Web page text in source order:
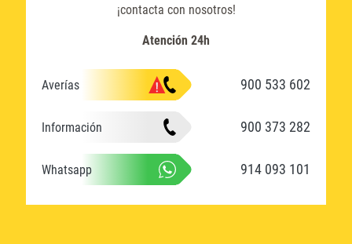
¡contacta con nosotros!
Atención 24h
Averías 900 533 602
Información 900 373 282
Whatsapp 914 093 101